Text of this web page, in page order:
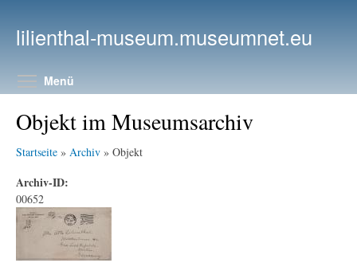
lilienthal-museum.museumnet.eu
Menü
Objekt im Museumsarchiv
Startseite » Archiv » Objekt
Archiv-ID:
00652